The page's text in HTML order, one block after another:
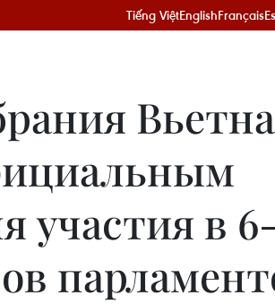
Tiếng ViệtEnglishFrançais
участия в